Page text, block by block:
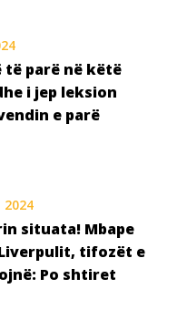
të parë në këtë
i jep leksion
e parë
2024
situata! Mbape
tifozët e
Po shtiret